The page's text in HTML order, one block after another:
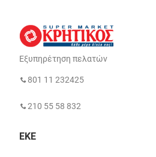
Εξυπηρέτηση πελατών
801 11 232425
210 55 58 832
ΕΚΕ